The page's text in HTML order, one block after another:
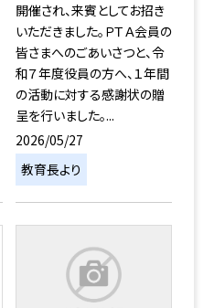
開催され、来賓としてお招き
いただきました。ＰＴＡ会員の
皆さまへのごあいさつと、令
和７年度役員の方へ、１年間
の活動に対する感謝状の贈
呈を行いました。...
2026/05/27
教育長より